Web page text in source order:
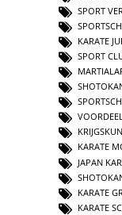
SPORT
KARATE
SPORT
KARATE
JAPAN
KARATE
KARATE